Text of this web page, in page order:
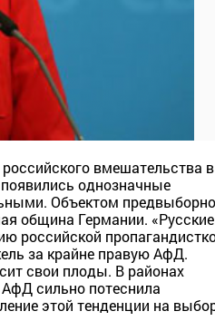
вмешательства в
однозначные
Объектом
община Германии. «Русские
российской
за крайне правую АфД.
свои плоды. В районах
сильно потеснила
этой тенденции на